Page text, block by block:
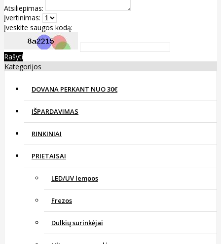
Atsiliepimas:
Įvertinimas:
Įveskite saugos kodą:
Rašyti
Kategorijos
DOVANA PERKANT NUO 30€
IŠPARDAVIMAS
RINKINIAI
PRIETAISAI
LED/UV lempos
Frezos
Dulkių surinkėjai